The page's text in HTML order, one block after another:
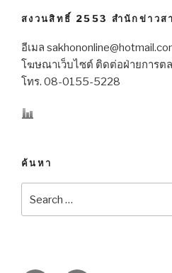
สงวนสิทธิ์ 2553 สำนักข่าวส
อีเมล
โฆษณาเว็บไซต์ ติดต่อฝ่ายการต
โทร. 08-0155-5228
ค้นหา